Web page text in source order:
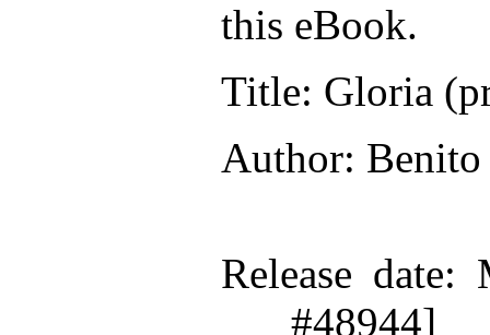
this eBook.
Title: Gloria
Author: Benito
Release date:
#48944]